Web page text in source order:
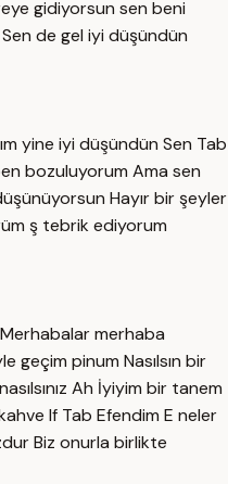
gidiyorsun sen beni
Sen de gel iyi düşündün
yine iyi düşündün Sen Tab
bozuluyorum Ama sen
Hayır bir şeyler
ş tebrik ediyorum
merhaba
geçim pinum Nasılsın bir
Ah İyiyim bir tanem
lf Tab Efendim E neler
Biz onurla birlikte